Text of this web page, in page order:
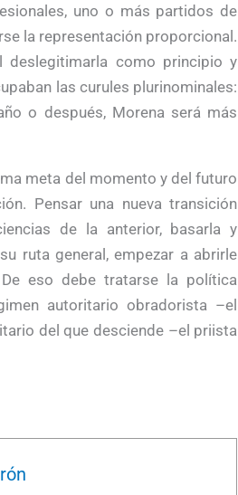
uno o más partidos de
la representación proporcional.
como principio y
las curules plurinominales:
o después, Morena será más
meta del momento y del futuro
Pensar una nueva transición
de la anterior, basarla y
ruta general, empezar a abrirle
eso debe tratarse la política
autoritario obradorista –el
del que desciende –el priista